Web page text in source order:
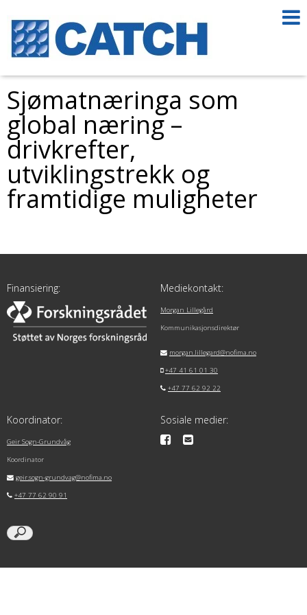
Sjømatnæringa som
global næring –
drivkrefter,
utviklingstrekk og
framtidige muligheter
Finansiering: Mediekontakt:
Morgan Lillegård
Kommunikasjonsdirektør
morgan.lillegard@nofima.no
+47 41 61 01 30
+47 77 62 92 22
Koordinator:
Geir Sogn-Grundvåg
Koordinator
geir.sogn-grundvag@nofima.no
+47 77 62 90 91
Sosiale medier: